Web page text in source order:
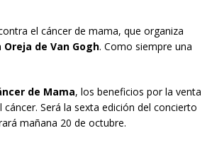
el cáncer de mama, que organiza
Oreja de Van Gogh. Como siempre una
de Mama, los beneficios por la venta
Será la sexta edición del concierto
mañana 20 de octubre.